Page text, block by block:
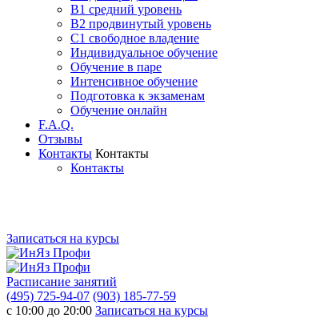
B1 средний уровень
B2 продвинутый уровень
C1 свободное владение
Индивидуальное обучение
Обучение в паре
Интенсивное обучение
Подготовка к экзаменам
Обучение онлайн
F.A.Q.
Отзывы
Контакты Контакты
Контакты
Записаться на курсы
Расписание занятий
(495) 725-94-07 (903) 185-77-59
с 10:00 до 20:00 Записаться на курсы